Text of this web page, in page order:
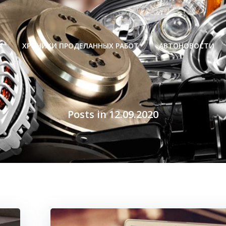
ХРОНИКИ ПРОДЕЛАННЫХ РАБОТ АВТОНОВОСТИ
Posts in 12.09.2020